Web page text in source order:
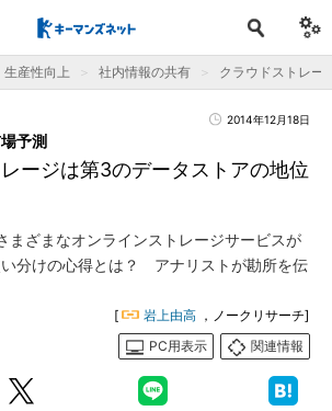
生産性向上 社内情報の共有 クラウドストレー
2014年12月18日
ージは第3のデータストアの地位
予測
まざまなオンラインストレージサービスが
分けの心得とは？ アナリストが勘所を伝
[ 岩上由高 ，ノークリサーチ]
PC用表示
関連情報